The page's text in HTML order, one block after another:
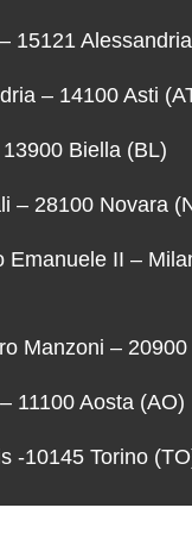
15121
– 14100 Asti
Biella (BL)
– 28100 Novara
Emanuele II –
Manzoni –
11100 Aosta (AO)
-10145 Torino